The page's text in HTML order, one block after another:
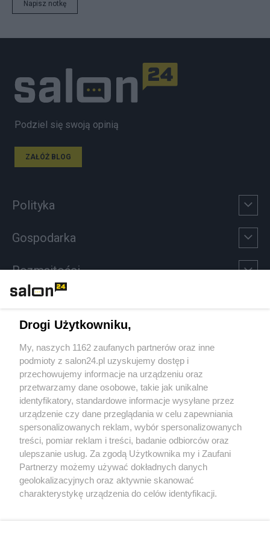
Napisz notkę
Podziel się swoją opinią
ZAŁÓŻ BLOG
Polityka
Gospodarka
Rozmaitości
Sport
Społeczeństwo
Kultura
X Facebook Instagram Youtube
Drogi Użytkowniku,
My, naszych 1162 zaufanych partnerów oraz inne
podmioty z salon24.pl uzyskujemy dostęp i
przechowujemy informacje na urządzeniu oraz
przetwarzamy dane osobowe, takie jak unikalne
identyfikatory, standardowe informacje wysyłane przez
urządzenie czy dane przeglądania w celu zapewniania
spersonalizowanych reklam, wybór spersonalizowanych
treści, pomiar reklam i treści, badanie odbiorców oraz
ulepszanie usług. Za zgodą Użytkownika my i Zaufani
Partnerzy możemy używać dokładnych danych
geolokalizacyjnych oraz aktywnie skanować
charakterystykę urządzenia do celów identyfikacji.